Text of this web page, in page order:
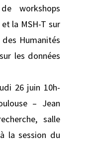
workshops
et la MSH-T sur
Humanités
les données
26 juin 10h-
– Jean
salle
la session du